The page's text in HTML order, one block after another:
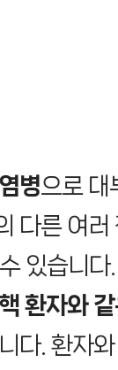
병으로 대
다른 여러
있습니다
환자와
다. 환자